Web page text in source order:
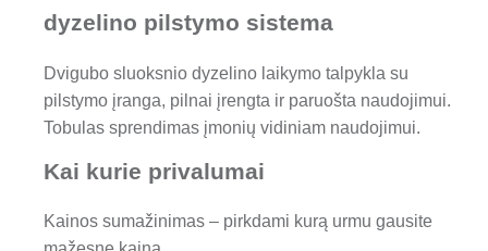
dyzelino pilstymo sistema
Dvigubo sluoksnio dyzelino laikymo talpykla su
pilstymo įranga, pilnai įrengta ir paruošta naudojimui.
Tobulas sprendimas įmonių vidiniam naudojimui.
Kai kurie privalumai
Kainos sumažinimas – pirkdami kurą urmu gausite